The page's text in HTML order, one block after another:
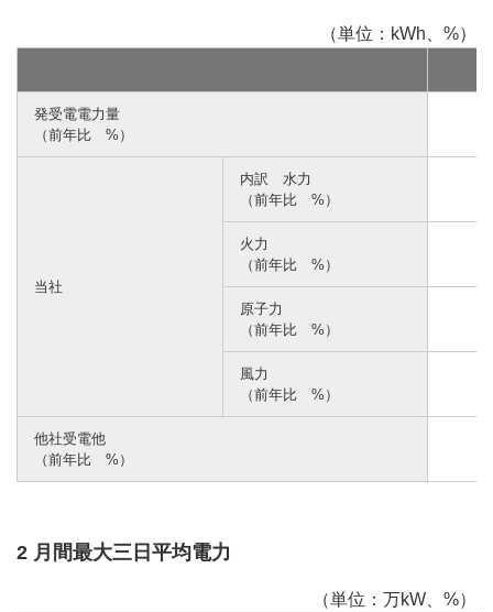
（単位：kWh、%）
発受電電力量
（前年比 %）
当社
内訳 水力
（前年比 %）
火力
（前年比 %）
原子力
（前年比 %）
風力
（前年比 %）
他社受電他
（前年比 %）
2 月間最大三日平均電力
（単位：万kW、%）